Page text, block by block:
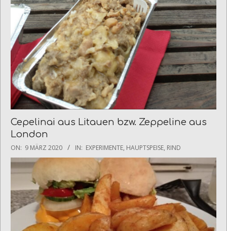
Cepelinai aus Litauen bzw. Zeppeline aus
London
2020-
03-
09
ON: 9 MÄRZ 2020 IN: EXPERIMENTE, HAUPTSPEISE, RIND